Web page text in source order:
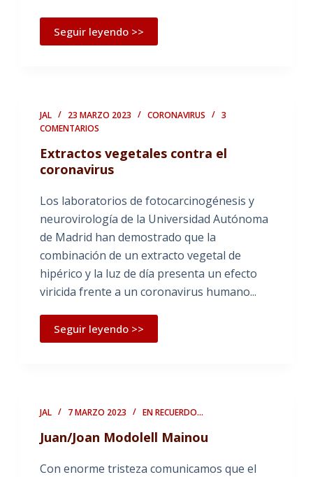
Seguir leyendo >>
JAL 23 MARZO 2023 CORONAVIRUS
3
COMENTARIOS
Extractos vegetales contra el
coronavirus
Los laboratorios de fotocarcinogénesis y
neurovirología de la Universidad Autónoma
de Madrid han demostrado que la
combinación de un extracto vegetal de
hipérico y la luz de día presenta un efecto
viricida frente a un coronavirus humano...
Seguir leyendo >>
JAL 7 MARZO 2023 EN RECUERDO...
Juan/Joan Modolell Mainou
Con enorme tristeza comunicamos que el